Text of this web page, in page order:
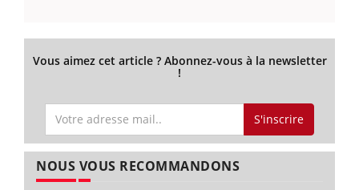
Vous aimez cet article ? Abonnez-vous à la newsletter
!
S'inscrire
NOUS VOUS RECOMMANDONS